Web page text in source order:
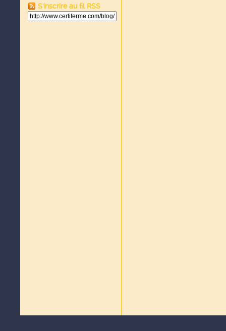
S'inscrire au fil RSS